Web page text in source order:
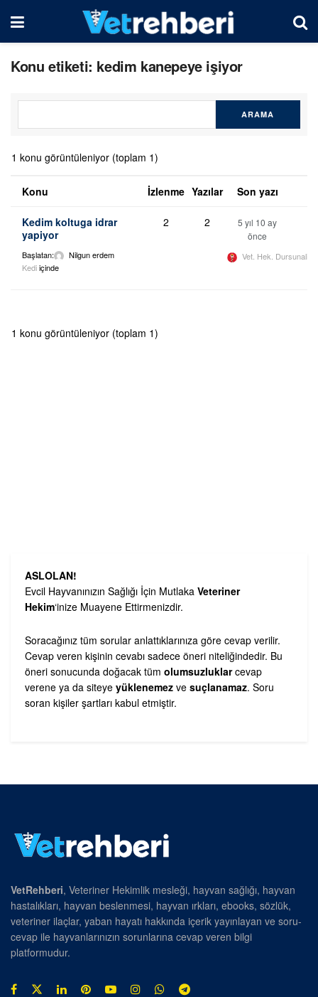
Konu etiketi: kedim kanepeye işiyor
1 konu görüntüleniyor (toplam 1)
Konu İzlenme Yazılar Son yazı
Kedim koltuga idrar
yapiyor
Başlatan:
Nilgun erdem
Kediiçinde
2 2
5 yıl 10 ay
önce
Vet. Hek. Dursunali
1 konu görüntüleniyor (toplam 1)
ASLOLAN!
Evcil Hayvanınızın Sağlığı İçin Mutlaka Veteriner
Hekim‘inize Muayene Ettirmenizdir.
Soracağınız tüm sorular anlattıklarınıza göre cevap verilir.
Cevap veren kişinin cevabı sadece öneri niteliğindedir. Bu
öneri sonucunda doğacak tüm olumsuzluklarcevap
verene ya da siteye yüklenemez ve suçlanamaz. Soru
soran kişiler şartları kabul etmiştir.
VetRehberi, Veteriner Hekimlik mesleği, hayvan sağlığı, hayvan
hastalıkları, hayvan beslenmesi, hayvan ırkları, ebooks, sözlük,
veteriner ilaçlar, yaban hayatı hakkında içerik yayınlayan ve soru-
cevap ile hayvanlarınızın sorunlarına cevap veren bilgi
platformudur.